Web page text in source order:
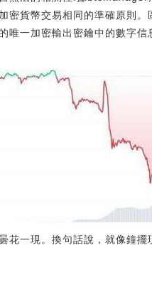
密貨幣交易相同的準確原則
唯一加密輸出密鑰中的數字
花一現。換句話說，就像鐘